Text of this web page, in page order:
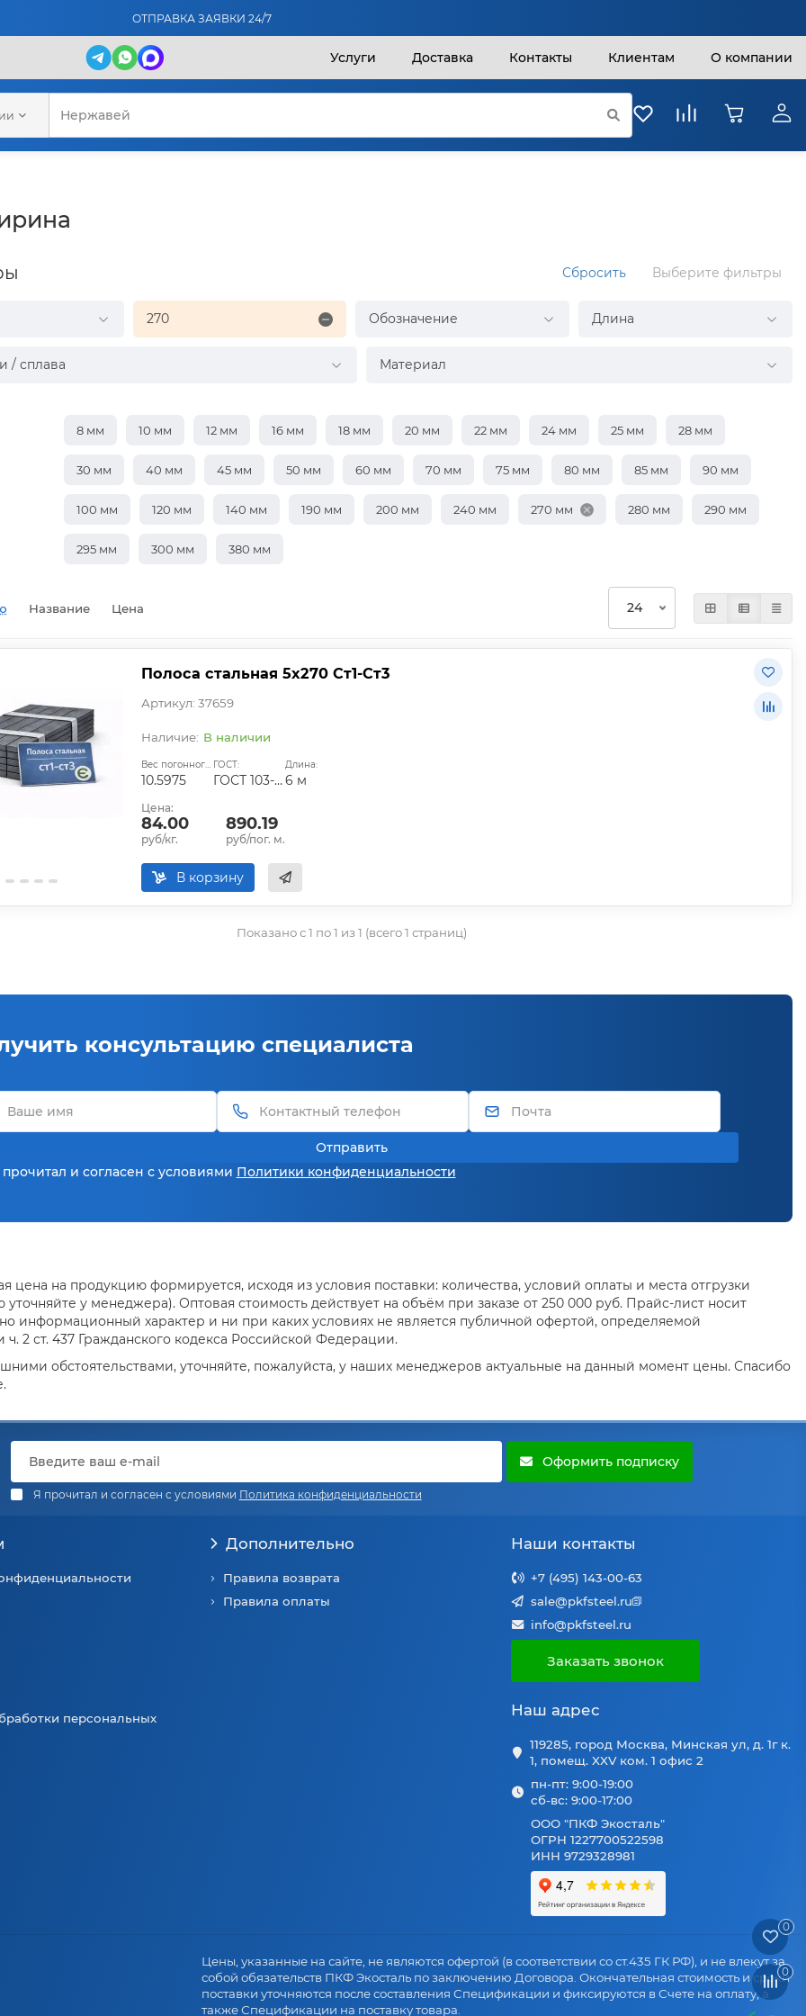
ОТПРАВКА ЗАЯВКИ 24/7
Услуги Доставка Контакты Клиентам О компании
Сбросить Выберите фильтры
270 Обозначение Длина
/ сплава Материал
8 мм 10 мм 12 мм 16 мм 18 мм 20 мм 22 мм 24 мм 25 мм 28 мм
30 мм 40 мм 45 мм 50 мм 60 мм 70 мм 75 мм 80 мм 85 мм 90 мм
100 мм 120 мм 140 мм 190 мм 200 мм 240 мм 270 мм 280 мм 290 мм
295 мм 300 мм 380 мм
Название Цена
Полоса стальная 5х270 Ст1-Ст3
Артикул: 37659
В наличии
Вес погонного метра, кг:
10.5975
ГОСТ:
ГОСТ 103-2006
Длина:
6 м
Цена:
84.00
руб/кг.
890.19
руб/пог. м.
В корзину
Показано с 1 по 1 из 1 (всего 1 страниц)
консультацию специалиста
Отправить
и согласен с условиями Политики конфиденциальности
цена на продукцию формируется, исходя из условия поставки: количества, условий оплаты и места отгрузки
у менеджера). Оптовая стоимость действует на объём при заказе от 250 000 руб. Прайс-лист носит
информационный характер и ни при каких условиях не является публичной офертой, определяемой
2 ст. 437 Гражданского кодекса Российской Федерации.
обстоятельствами, уточняйте, пожалуйста, у наших менеджеров актуальные на данный момент цены. Спасибо
Оформить подписку
Я прочитал и согласен с условиями Политика конфиденциальности
персональных
Дополнительно
Правила возврата
Правила оплаты
Наши контакты
+7 (495) 143-00-63
sale@pkfsteel.ru
info@pkfsteel.ru
Заказать звонок
Наш адрес
119285, город Москва, Минская ул, д. 1г к.
1, помещ. XXV ком. 1 офис 2
пн-пт: 9:00-19:00
сб-вс: 9:00-17:00
ООО "ПКФ Экосталь"
ОГРН 1227700522598
ИНН 9729328981
Цены, указанные на сайте, не являются офертой (в соответствии со ст.435 ГК РФ), и не влекут за
собой обязательств ПКФ Экосталь по заключению Договора. Окончательная стоимость и сроки
поставки уточняются после составления Спецификации и фиксируются в Счете на оплату, а
также Спецификации на поставку товара.
0
0